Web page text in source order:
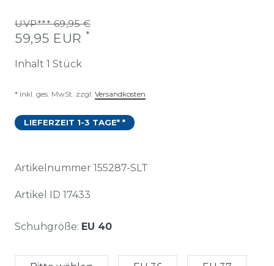
UVP*** 69,95 €
59,95 EUR *
Inhalt 1 Stück
* inkl. ges. MwSt. zzgl. Versandkosten
LIEFERZEIT 1-3 TAGE* *
Artikelnummer 155287-SLT
Artikel ID 17433
Schuhgröße: EU 40